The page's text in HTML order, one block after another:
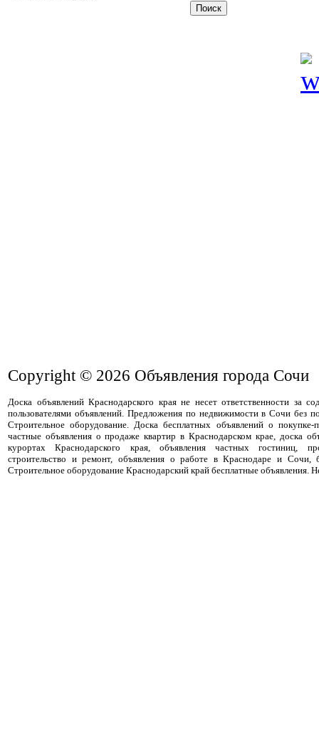
Copyright © 2026 Объявления города Сочи
Доска объявлений Краснодарского края не несет ответственности за
пользователями объявлений. Предложения по недвижимости в Сочи без
Строительное оборудование. Доска бесплатных объявлений о покупке-
частные объявления о продаже квартир в Краснодарском крае, доска
курортах Краснодарского края, объявления частных гостиниц,
строительство и ремонт, объявления о работе в Краснодаре и Сочи,
Строительное оборудование Краснодарский край бесплатные объявления.